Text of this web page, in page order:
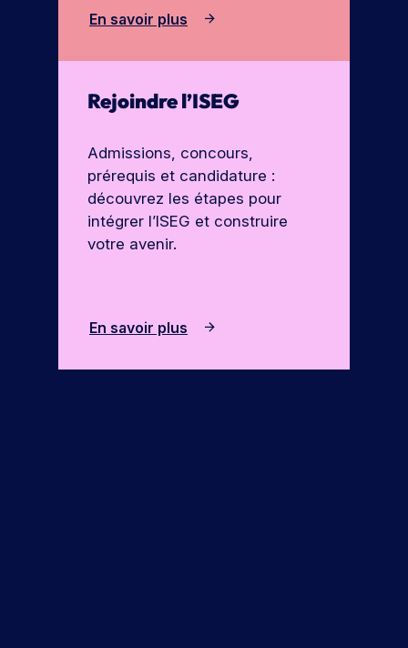
En savoir plus
Rejoindre l’ISEG
Admissions, concours,
prérequis et candidature :
découvrez les étapes pour
intégrer l’ISEG et construire
votre avenir.
En savoir plus